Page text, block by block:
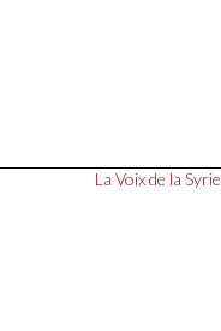
La Voix de la Syrie